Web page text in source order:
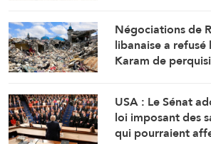
Négociations de
libanaise a
Karam de
USA : Le Sénat
loi imposant des
qui pourraient